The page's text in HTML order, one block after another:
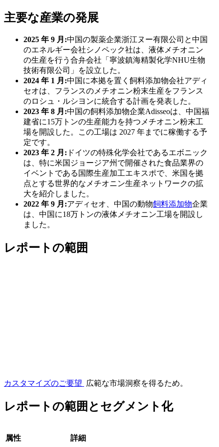
主要な産業の発展
2025 年 9 月:中国の製薬企業浙江ヌー有限公司と中国
のエネルギー会社シノペック社は、液体メチオニン
の生産を行う合弁会社「寧波鎮海精製化学NHU生物
技術有限公司」を設立した。
2024 年 1 月:中国に本拠を置く飼料添加物会社アディ
セオは、フランスのメチオニン粉末生産をフランス
のロシュ・ルシヨンに統合する計画を発表した。
2023 年 8 月:中国の飼料添加物企業Adisseoは、中国福
建省に15万トンの生産能力を持つメチオニン粉末工
場を開設した。この工場は 2027 年までに稼働する予
定です。
2023 年 2 月: ドイツの特殊化学会社であるエボニック
は、特に米国ジョージア州で開催された食品業界の
イベントである国際生産加工エキスポで、米国を拠
点とする世界的なメチオニン生産ネットワークの拡
大を紹介しました。
2022 年 9 月:アディセオ、中国の動物飼料添加物企業
は、中国に18万トンの液体メチオニン工場を開設し
ました。
レポートの範囲
カスタマイズのご要望 広範な市場洞察を得るため。
レポートの範囲とセグメント化
属性 詳細